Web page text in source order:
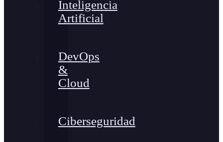
Inteligencia
Artificial
DevOps
&
Cloud
Ciberseguridad